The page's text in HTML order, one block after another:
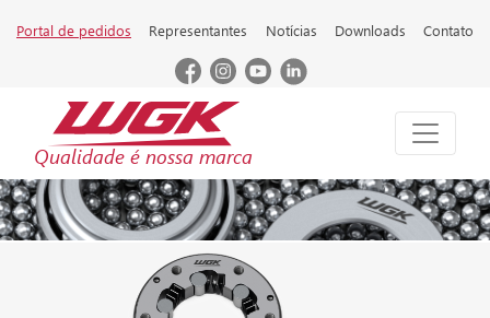
Portal de pedidos Representantes Notícias Downloads Contato
Qualidade é nossa marca